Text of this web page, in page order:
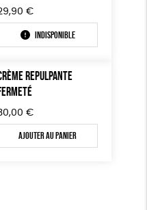
€
Indisponible
REPULPANTE
€
Ajouter au panier